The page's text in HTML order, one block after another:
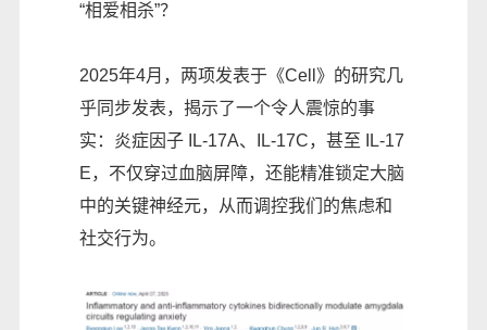
“相爱相杀”？
2025年4月，两项发表于《Cell》的研究几
乎同步发表，揭示了一个令人震惊的事
实：炎症因子 IL-17A、IL-17C，甚至 IL-17
E，不仅穿过血脑屏障，还能精准锁定大脑
中的关键神经元，从而调控我们的焦虑和
社交行为。